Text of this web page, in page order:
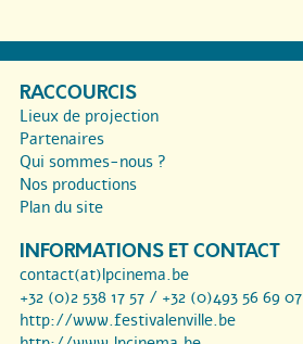
RACCOURCIS
Lieux de projection
Partenaires
Qui sommes-nous ?
Nos productions
Plan du site
INFORMATIONS ET CONTACT
contact(at)lpcinema.be
+32 (0)2 538 17 57 / +32 (0)493 56 69 07
http://www.festivalenville.be